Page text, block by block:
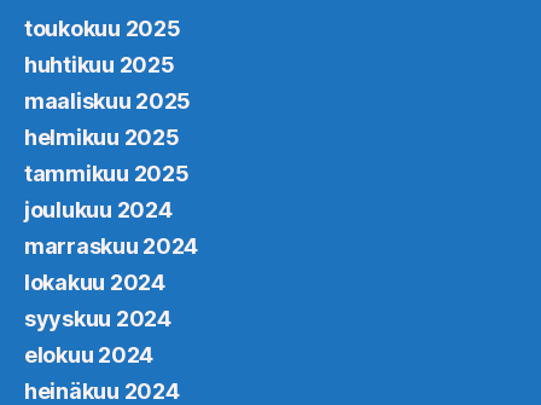
toukokuu 2025
huhtikuu 2025
maaliskuu 2025
helmikuu 2025
tammikuu 2025
joulukuu 2024
marraskuu 2024
lokakuu 2024
syyskuu 2024
elokuu 2024
heinäkuu 2024